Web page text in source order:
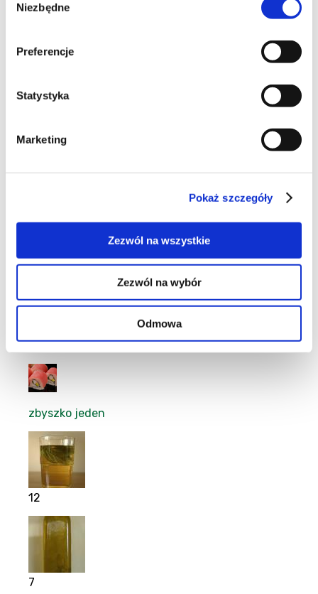
zgody
Niezbędne
Preferencje
Statystyka
Marketing
Pokaż szczegóły
Zezwól na wszystkie
Zezwól na wybór
Odmowa
ciasta
6
24
10
zbyszko jeden
12
7